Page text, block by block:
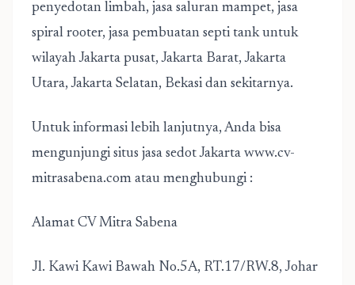
penyedotan limbah, jasa saluran mampet, jasa
spiral rooter, jasa pembuatan septi tank untuk
wilayah Jakarta pusat, Jakarta Barat, Jakarta
Utara, Jakarta Selatan, Bekasi dan sekitarnya.
Untuk informasi lebih lanjutnya, Anda bisa
mengunjungi situs jasa sedot Jakarta www.cv-
mitrasabena.com atau menghubungi :
Alamat CV Mitra Sabena
Jl. Kawi Kawi Bawah No.5A, RT.17/RW.8, Johar